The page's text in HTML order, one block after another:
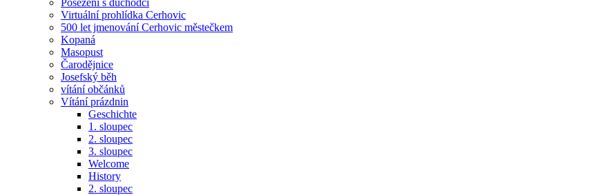
Posezení s důchodci
Virtuální prohlídka Cerhovic
500 let jmenování Cerhovic městečkem
Kopaná
Masopust
Čarodějnice
Josefský běh
vítání občánků
Vítání prázdnin
Geschichte
1. sloupec
2. sloupec
3. sloupec
Welcome
History
2. sloupec